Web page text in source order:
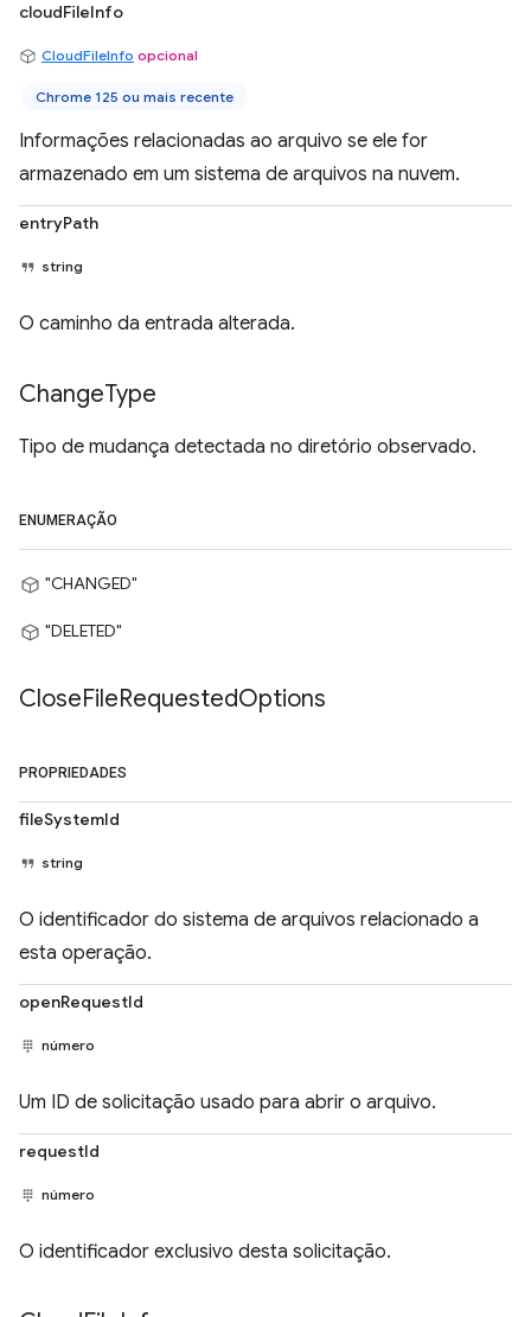
cloudFileInfo
CloudFileInfo opcional
Chrome 125 ou mais recente
Informações relacionadas ao arquivo se ele for
armazenado em um sistema de arquivos na nuvem.
entryPath
string
O caminho da entrada alterada.
ChangeType
Tipo de mudança detectada no diretório observado.
ENUMERAÇÃO
"CHANGED"
"DELETED"
CloseFileRequestedOptions
PROPRIEDADES
fileSystemId
string
O identificador do sistema de arquivos relacionado a
esta operação.
openRequestId
número
Um ID de solicitação usado para abrir o arquivo.
requestId
número
O identificador exclusivo desta solicitação.